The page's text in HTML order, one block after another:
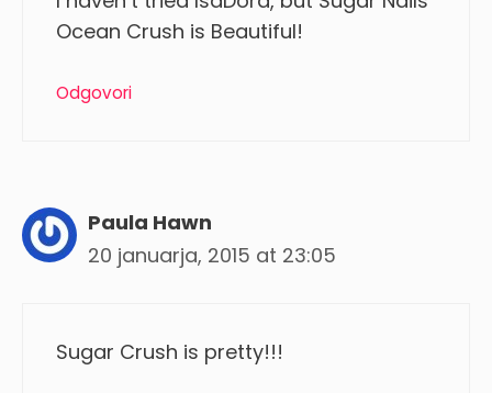
Ocean Crush is Beautiful!
Odgovori
Paula Hawn
20 januarja, 2015 at 23:05
Sugar Crush is pretty!!!